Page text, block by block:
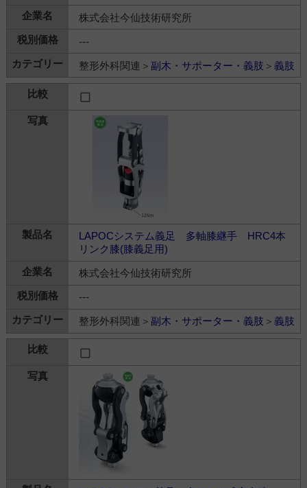
株式会社今仙技術研究所
---
整形外科関連＞ 副木・サポーター・義肢 ＞ 義肢
LAPOCシステム義足 多軸膝継手 HRC4本
リンク膝(膝義足用)
株式会社今仙技術研究所
---
整形外科関連＞ 副木・サポーター・義肢 ＞ 義肢